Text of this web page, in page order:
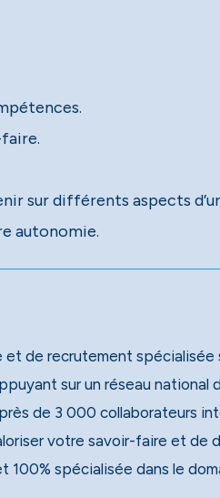
sur différents aspects
autonomie.
de recrutement spécialisée
de 3 000 collaborateurs
votre savoir-faire et de
spécialisée dans le